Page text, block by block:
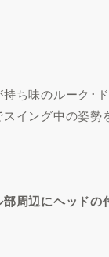
ち味のルーク･
イング中の姿勢
周辺にヘッドの